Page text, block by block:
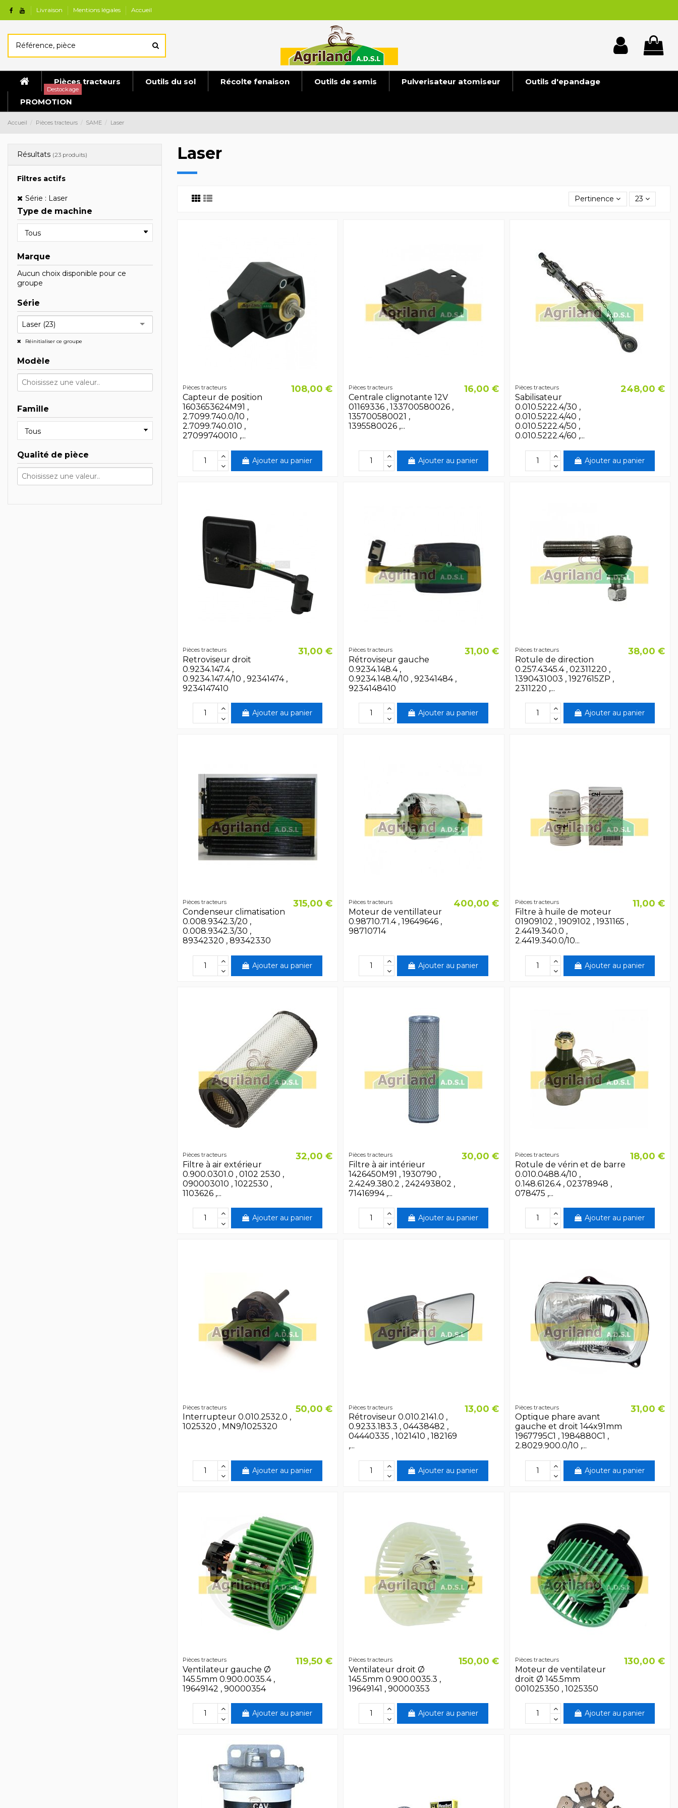
Livraison Mentions légales Accueil
Pièces tracteurs Outils du sol Récolte fenaison Outils de semis Pulverisateur atomiseur Outils d'epandage
PROMOTION
Destockage
Accueil Pièces tracteurs SAME Laser
Laser
Pertinence 23
Pièces tracteurs
Capteur de position
1603653624M91 ,
2.7099.740.0/10 ,
2.7099.740.010 ,
27099740010 ,...
108,00 €
Ajouter au panier
Pièces tracteurs
Centrale clignotante 12V
01169336 , 133700580026 ,
135700580021 ,
1395580026 ,...
16,00 €
Ajouter au panier
Pièces tracteurs
Sabilisateur
0.010.5222.4/30 ,
0.010.5222.4/40 ,
0.010.5222.4/50 ,
0.010.5222.4/60 ,...
248,00 €
Ajouter au panier
Pièces tracteurs
Retroviseur droit
0.9234.147.4 ,
0.9234.147.4/10 , 92341474 ,
9234147410
31,00 €
Ajouter au panier
Pièces tracteurs
Rétroviseur gauche
0.9234.148.4 ,
0.9234.148.4/10 , 92341484 ,
9234148410
31,00 €
Ajouter au panier
Pièces tracteurs
Rotule de direction
0.257.4345.4 , 02311220 ,
1390431003 , 1927615ZP ,
2311220 ,...
38,00 €
Ajouter au panier
Pièces tracteurs
Condenseur climatisation
0.008.9342.3/20 ,
0.008.9342.3/30 ,
89342320 , 89342330
315,00 €
Ajouter au panier
Pièces tracteurs
Moteur de ventillateur
0.98710.71.4 , 19649646 ,
98710714
400,00 €
Ajouter au panier
Pièces tracteurs
Filtre à huile de moteur
01909102 , 1909102 , 1931165 ,
2.4419.340.0 ,
2.4419.340.0/10...
11,00 €
Ajouter au panier
Pièces tracteurs
Filtre à air extérieur
0.900.0301.0 , 0102 2530 ,
090003010 , 1022530 ,
1103626 ,...
32,00 €
Ajouter au panier
Pièces tracteurs
Filtre à air intérieur
1426450M91 , 1930790 ,
2.4249.380.2 , 242493802 ,
71416994 ,...
30,00 €
Ajouter au panier
Pièces tracteurs
Rotule de vérin et de barre
0.010.0488.4/10 ,
0.148.6126.4 , 02378948 ,
078475 ,...
18,00 €
Ajouter au panier
Pièces tracteurs
Interrupteur 0.010.2532.0 ,
1025320 , MN9/1025320
50,00 €
Ajouter au panier
Pièces tracteurs
Rétroviseur 0.010.2141.0 ,
0.9233.183.3 , 04438482 ,
04440335 , 1021410 , 182169
,...
13,00 €
Ajouter au panier
Pièces tracteurs
Optique phare avant
gauche et droit 144x91mm
1967795C1 , 1984880C1 ,
2.8029.900.0/10 ,...
31,00 €
Ajouter au panier
Pièces tracteurs
Ventilateur gauche Ø
145.5mm 0.900.0035.4 ,
19649142 , 90000354
119,50 €
Ajouter au panier
Pièces tracteurs
Ventilateur droit Ø
145.5mm 0.900.0035.3 ,
19649141 , 90000353
150,00 €
Ajouter au panier
Pièces tracteurs
Moteur de ventilateur
droit Ø 145.5mm
001025350 , 1025350
130,00 €
Ajouter au panier
Résultats (23 produits)
Filtres actifs
Série : Laser
Type de machine
Marque
Aucun choix disponible pour ce
groupe
Série
Laser (23)
Réinitialiser ce groupe
Modèle
Famille
Qualité de pièce